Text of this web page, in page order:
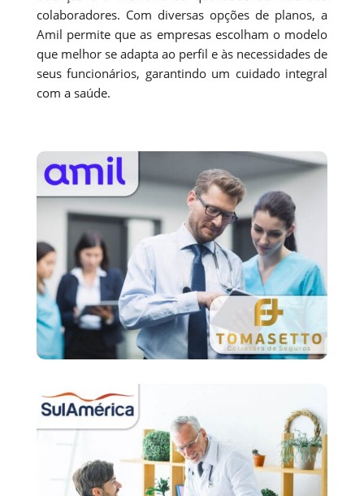
colaboradores. Com diversas opções de planos, a
Amil permite que as empresas escolham o modelo
que melhor se adapta ao perfil e às necessidades de
seus funcionários, garantindo um cuidado integral
com a saúde.